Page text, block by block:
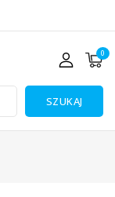
0
SZUKAJ